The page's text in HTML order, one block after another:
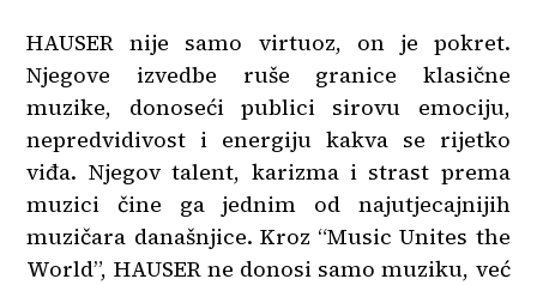
HAUSER nije samo virtuoz, on je pokret.
Njegove izvedbe ruše granice klasične
muzike, donoseći publici sirovu emociju,
nepredvidivost i energiju kakva se rijetko
viđa. Njegov talent, karizma i strast prema
muzici čine ga jednim od najutjecajnijih
muzičara današnjice. Kroz “Music Unites the
World”, HAUSER ne donosi samo muziku, već